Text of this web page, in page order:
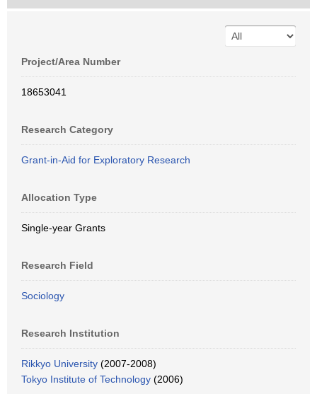
Project/Area Number
18653041
Research Category
Grant-in-Aid for Exploratory Research
Allocation Type
Single-year Grants
Research Field
Sociology
Research Institution
Rikkyo University (2007-2008)
Tokyo Institute of Technology (2006)